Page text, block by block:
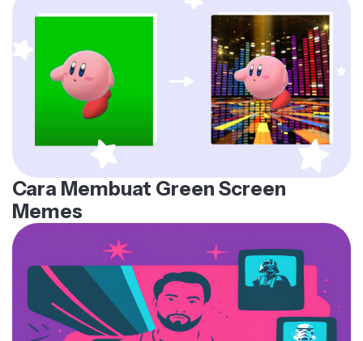
yang jelas atau transparan
Cara Membuat Green Screen
Memes